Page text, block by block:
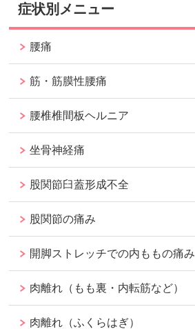
症状別メニュー
腰痛
筋・筋膜性腰痛
腰椎椎間板ヘルニア
坐骨神経痛
股関節臼蓋形成不全
股関節の痛み
開脚ストレッチでの内ももの痛み
肉離れ（もも裏・内転筋など）
肉離れ（ふくらはぎ）